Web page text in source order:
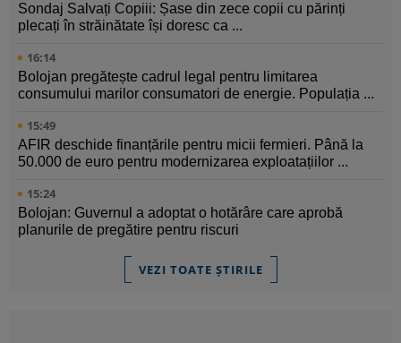
Sondaj Salvați Copiii: Șase din zece copii cu părinți
plecați în străinătate își doresc ca ...
16:14
Bolojan pregătește cadrul legal pentru limitarea
consumului marilor consumatori de energie. Populația ...
15:49
AFIR deschide finanțările pentru micii fermieri. Până la
50.000 de euro pentru modernizarea exploatațiilor ...
15:24
Bolojan: Guvernul a adoptat o hotărâre care aprobă
planurile de pregătire pentru riscuri
VEZI TOATE ȘTIRILE